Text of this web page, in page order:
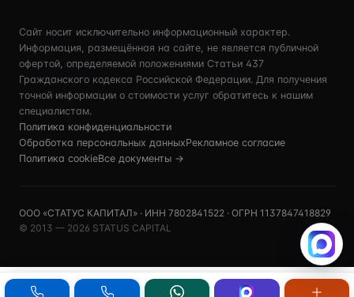
Сайт носит исключительно информационный характер.
Информация, размещённая на сайте, не является публичной
офертой, определяемой положениями Статьи 437
Гражданского кодекса Российской Федерации. Для получения
точной информации о стоимости услуг обратитесь к нашим
специалистам.
Политика конфиденциальности
Обработка персональных данныхРекламное согласие
Политика cookieВсе документы →
ООО «СТАТУС КАПИТАЛ» · ИНН 7802841522 · ОГРН 1137847418829
© 2013 — 2026 STATUS CAPITAL